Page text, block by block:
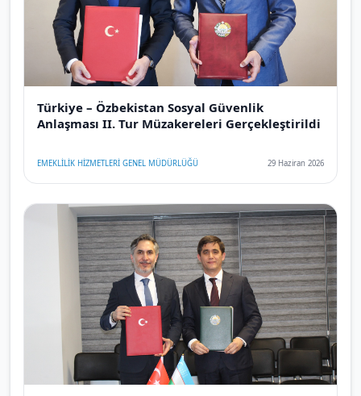
Türkiye – Özbekistan Sosyal Güvenlik
Anlaşması II. Tur Müzakereleri Gerçekleştirildi
EMEKLİLİK HİZMETLERİ GENEL MÜDÜRLÜĞÜ 29 Haziran 2026